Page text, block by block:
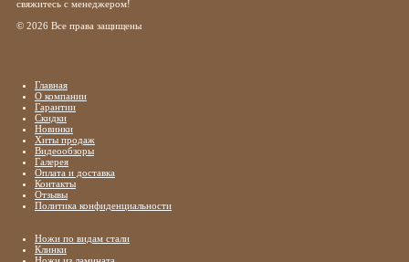
свяжитесь с менеджером!
© 2026 Все права защищены
Главная
О компании
Гарантии
Скидки
Новинки
Хиты продаж
Видеообзоры
Галерея
Оплата и доставка
Контакты
Отзывы
Политика конфиденциальности
Ножи по видам стали
Клинки